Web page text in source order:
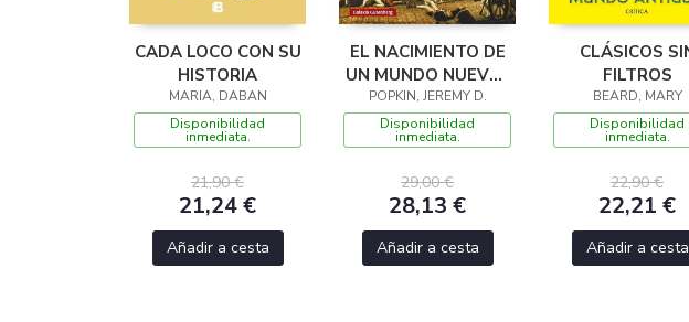
CADA LOCO CON SU
HISTORIA
MARIA, DABAN
Disponibilidad
inmediata.
21,90 €
21,24 €
Añadir a cesta
EL NACIMIENTO DE
UN MUNDO NUEVO-
RÚSTICA
POPKIN, JEREMY D.
Disponibilidad
inmediata.
29,00 €
28,13 €
Añadir a cesta
CLÁSICOS
FILTROS
BEARD, MARY
Disponibilidad
inmediata.
22,90 €
22,21 €
Añadir a cesta